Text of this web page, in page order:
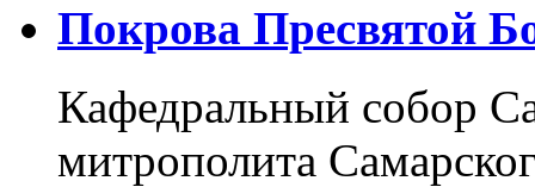
Покрова Пресвятой
Кафедральный собор
митрополита